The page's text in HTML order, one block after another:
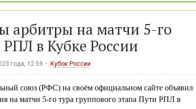
арбитры на матчи 5-го
в Кубке России
года, 12:59 Кубок России
союз (РФС) на своём официальном сайте объявил
на матчи 5-го тура группового этапа Пути РПЛ в